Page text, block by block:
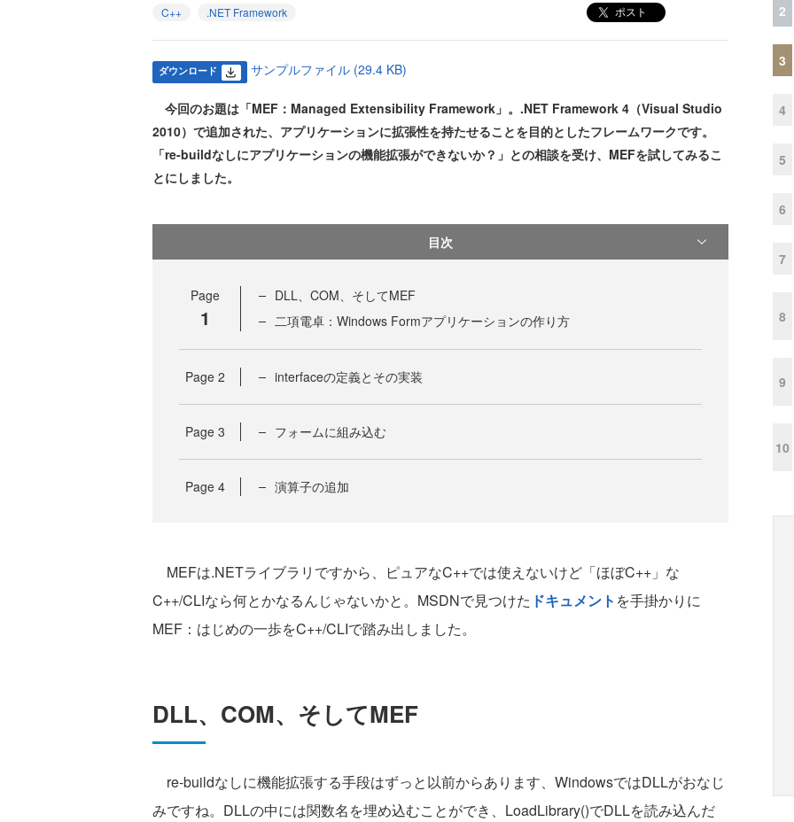
C++ .NET Framework ポスト
ダウンロード サンプルファイル (29.4 KB)
今回のお題は「MEF：Managed Extensibility Framework」。.NET Framework 4（Visual Studio
2010）で追加された、アプリケーションに拡張性を持たせることを目的としたフレームワークです。
「re-buildなしにアプリケーションの機能拡張ができないか？」との相談を受け、MEFを試してみるこ
とにしました。
目次
Page
1
DLL、COM、そしてMEF
二項電卓：Windows Formアプリケーションの作り方
Page 2 interfaceの定義とその実装
Page 3 フォームに組み込む
Page 4 演算子の追加
MEFは.NETライブラリですから、ピュアなC++では使えないけど「ほぼC++」な
C++/CLIなら何とかなるんじゃないかと。MSDNで見つけた ドキュメント を手掛かりに
MEF：はじめの一歩をC++/CLIで踏み出しました。
DLL、COM、そしてMEF
re-buildなしに機能拡張する手段はずっと以前からあります、WindowsではDLLがおなじ
みですね。DLLの中には関数名を埋め込むことができ、LoadLibrary()でDLLを読み込んだ
2
3
4
5
6
7
8
9
10